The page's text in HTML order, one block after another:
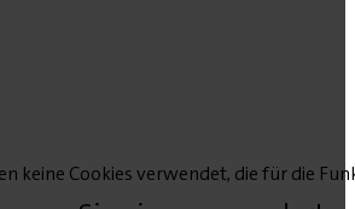
keine Cookies verwendet, die für die